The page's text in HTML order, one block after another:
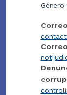
Género